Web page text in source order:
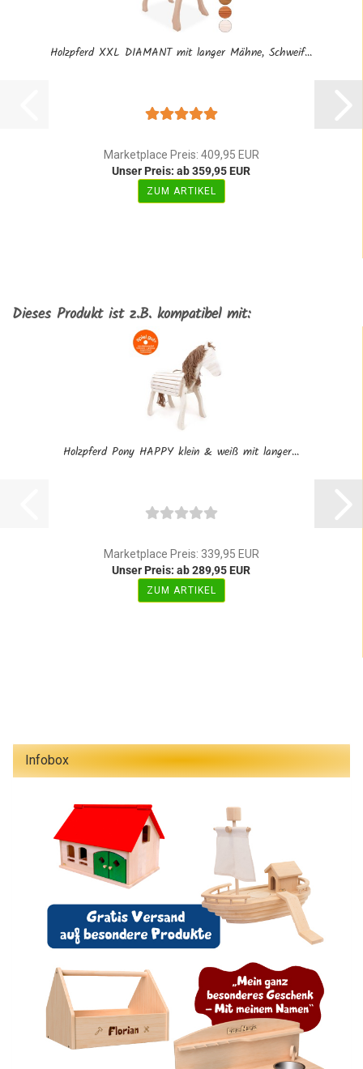
Holzpferd XXL DIAMANT mit langer Mähne, Schweif...
Marketplace Preis: 409,95 EUR
Unser Preis: ab 359,95 EUR
ZUM ARTIKEL
Dieses Produkt ist z.B. kompatibel mit:
Holzpferd Pony HAPPY klein & weiß mit langer...
Marketplace Preis: 339,95 EUR
Unser Preis: ab 289,95 EUR
ZUM ARTIKEL
Infobox